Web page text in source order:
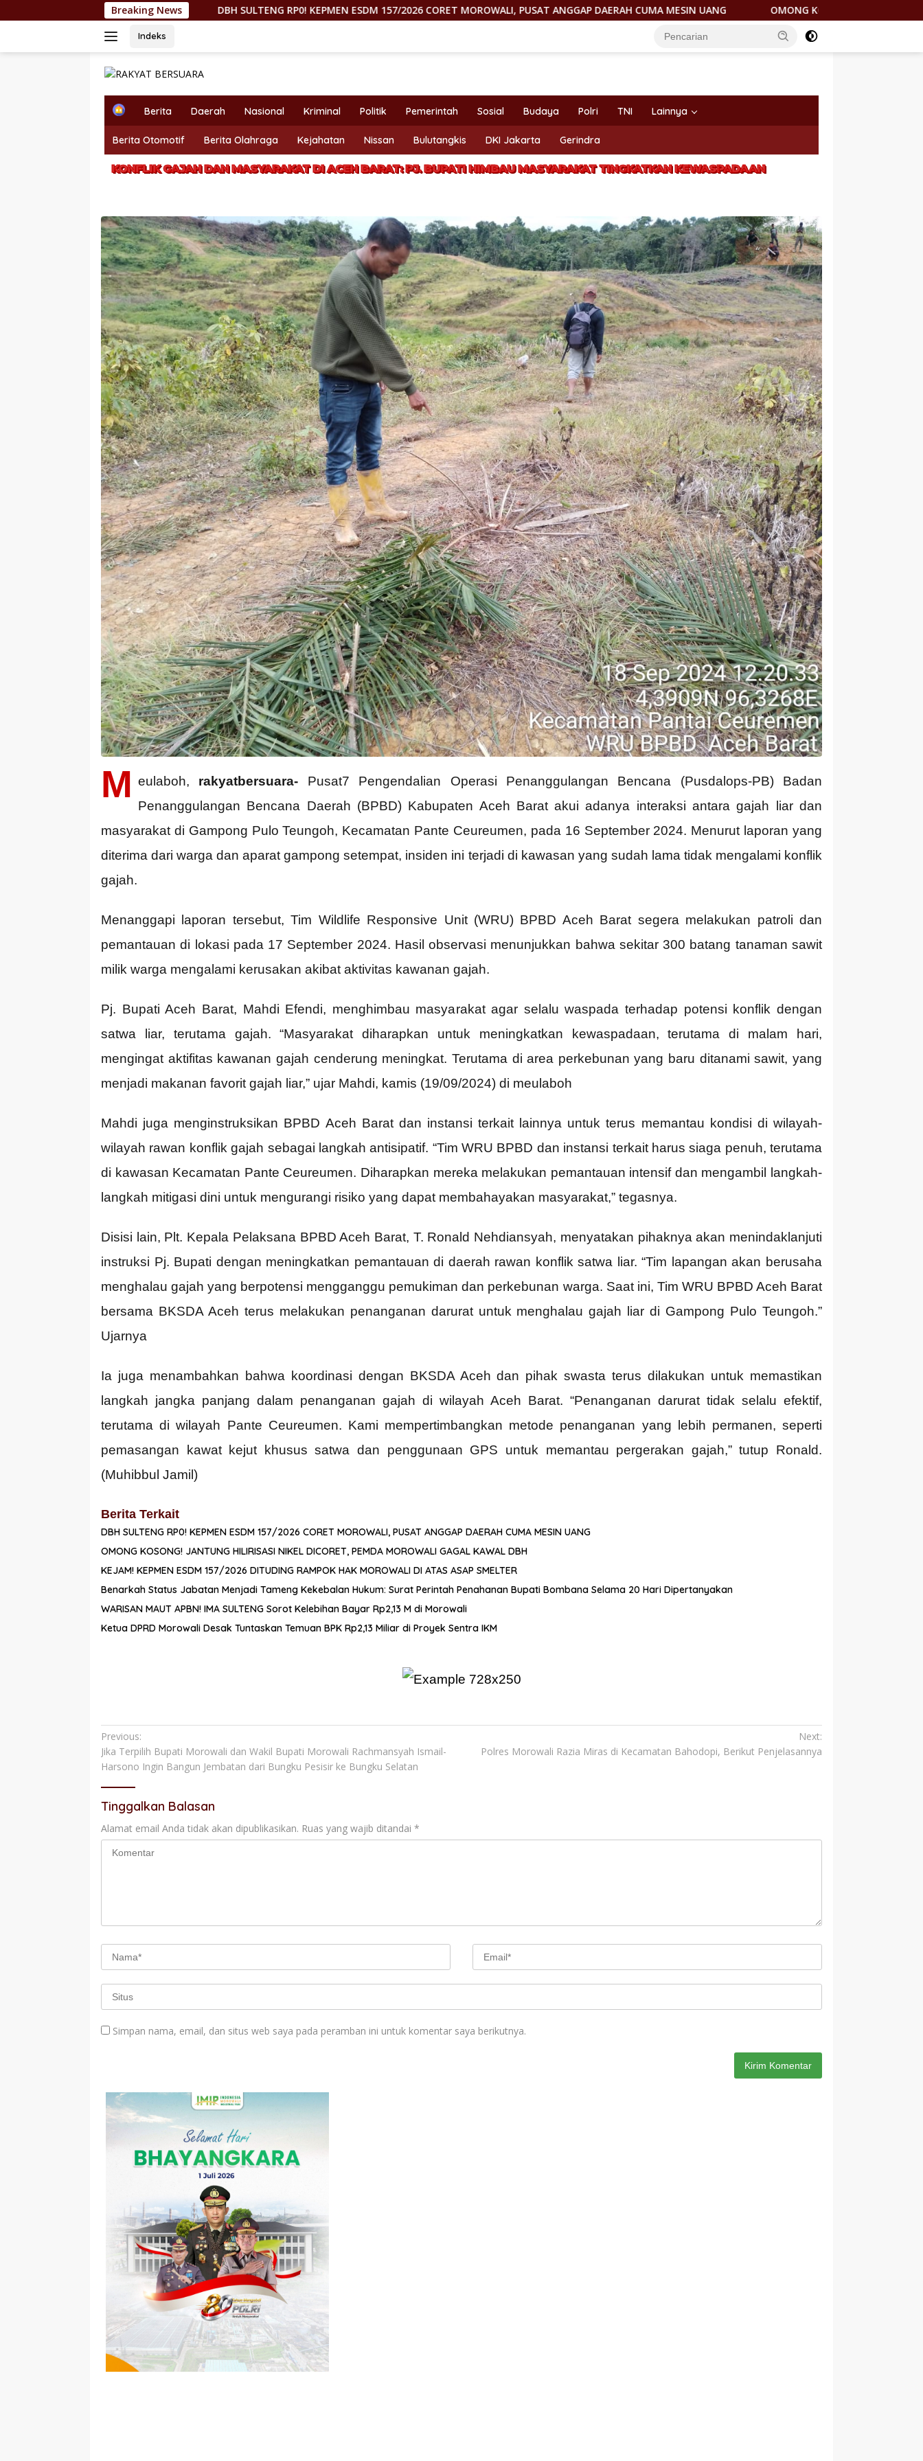
ke
Breaking News
DBH SULTENG RP0! KEPMEN ESDM 157/2026 CORET MOROWALI, PUSAT ANGGAP DAERAH CUMA MESIN UANG OMONG KOSONG! JANTUNG HILIRISASI NIKEL DICORET,
Indeks
H
m
e
Berita Daerah Nasional Kriminal Politik Pemerintah Sosial Budaya Polri TNI Lainnya
Berita Otomotif Berita Olahraga Kejahatan Nissan Bulutangkis DKI Jakarta Gerindra
KONFLIK GAJAH DAN MASYARAKAT DI ACEH BARAT: PJ. BUPATI HIMBAU MASYARAKAT TINGKATKAN KEWASPADAAN
M eulaboh, rakyatbersuara- Pusat7 Pengendalian Operasi Penanggulangan Bencana (Pusdalops-PB) Badan
Penanggulangan Bencana Daerah (BPBD) Kabupaten Aceh Barat akui adanya interaksi antara gajah liar dan
masyarakat di Gampong Pulo Teungoh, Kecamatan Pante Ceureumen, pada 16 September 2024. Menurut laporan yang
diterima dari warga dan aparat gampong setempat, insiden ini terjadi di kawasan yang sudah lama tidak mengalami konflik
gajah.
Menanggapi laporan tersebut, Tim Wildlife Responsive Unit (WRU) BPBD Aceh Barat segera melakukan patroli dan
pemantauan di lokasi pada 17 September 2024. Hasil observasi menunjukkan bahwa sekitar 300 batang tanaman sawit
milik warga mengalami kerusakan akibat aktivitas kawanan gajah.
Pj. Bupati Aceh Barat, Mahdi Efendi, menghimbau masyarakat agar selalu waspada terhadap potensi konflik dengan
satwa liar, terutama gajah. “Masyarakat diharapkan untuk meningkatkan kewaspadaan, terutama di malam hari,
mengingat aktifitas kawanan gajah cenderung meningkat. Terutama di area perkebunan yang baru ditanami sawit, yang
menjadi makanan favorit gajah liar,” ujar Mahdi, kamis (19/09/2024) di meulaboh
Mahdi juga menginstruksikan BPBD Aceh Barat dan instansi terkait lainnya untuk terus memantau kondisi di wilayah-
wilayah rawan konflik gajah sebagai langkah antisipatif. “Tim WRU BPBD dan instansi terkait harus siaga penuh, terutama
di kawasan Kecamatan Pante Ceureumen. Diharapkan mereka melakukan pemantauan intensif dan mengambil langkah-
langkah mitigasi dini untuk mengurangi risiko yang dapat membahayakan masyarakat,” tegasnya.
Disisi lain, Plt. Kepala Pelaksana BPBD Aceh Barat, T. Ronald Nehdiansyah, menyatakan pihaknya akan menindaklanjuti
instruksi Pj. Bupati dengan meningkatkan pemantauan di daerah rawan konflik satwa liar. “Tim lapangan akan berusaha
menghalau gajah yang berpotensi mengganggu pemukiman dan perkebunan warga. Saat ini, Tim WRU BPBD Aceh Barat
bersama BKSDA Aceh terus melakukan penanganan darurat untuk menghalau gajah liar di Gampong Pulo Teungoh.”
Ujarnya
Ia juga menambahkan bahwa koordinasi dengan BKSDA Aceh dan pihak swasta terus dilakukan untuk memastikan
langkah jangka panjang dalam penanganan gajah di wilayah Aceh Barat. “Penanganan darurat tidak selalu efektif,
terutama di wilayah Pante Ceureumen. Kami mempertimbangkan metode penanganan yang lebih permanen, seperti
pemasangan kawat kejut khusus satwa dan penggunaan GPS untuk memantau pergerakan gajah,” tutup Ronald.
(Muhibbul Jamil)
Berita Terkait
DBH SULTENG RP0! KEPMEN ESDM 157/2026 CORET MOROWALI, PUSAT ANGGAP DAERAH CUMA MESIN UANG
OMONG KOSONG! JANTUNG HILIRISASI NIKEL DICORET, PEMDA MOROWALI GAGAL KAWAL DBH
KEJAM! KEPMEN ESDM 157/2026 DITUDING RAMPOK HAK MOROWALI DI ATAS ASAP SMELTER
Benarkah Status Jabatan Menjadi Tameng Kekebalan Hukum: Surat Perintah Penahanan Bupati Bombana Selama 20 Hari Dipertanyakan
WARISAN MAUT APBN! IMA SULTENG Sorot Kelebihan Bayar Rp2,13 M di Morowali
Ketua DPRD Morowali Desak Tuntaskan Temuan BPK Rp2,13 Miliar di Proyek Sentra IKM
Navigasi
pos
Previous:
Jika Terpilih Bupati Morowali dan Wakil Bupati Morowali Rachmansyah Ismail-
Harsono Ingin Bangun Jembatan dari Bungku Pesisir ke Bungku Selatan
Next:
Polres Morowali Razia Miras di Kecamatan Bahodopi, Berikut Penjelasannya
Tinggalkan Balasan
Alamat email Anda tidak akan dipublikasikan. Ruas yang wajib ditandai *
Simpan nama, email, dan situs web saya pada peramban ini untuk komentar saya berikutnya.